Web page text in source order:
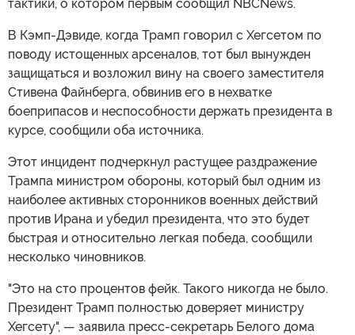
тактики, о котором первым сообщил NBCNews.
В Кэмп-Дэвиде, когда Трамп говорил с Хегсетом по
поводу истощенных арсеналов, тот был вынужден
защищаться и возложил вину на своего заместителя
Стивена Файнберга, обвинив его в нехватке
боеприпасов и неспособности держать президента в
курсе, сообщили оба источника.
Этот инцидент подчеркнул растущее раздражение
Трампа министром обороны, который был одним из
наиболее активных сторонников военных действий
против Ирана и убедил президента, что это будет
быстрая и относительно легкая победа, сообщили
несколько чиновников.
"Это на сто процентов фейк. Такого никогда не было.
Президент Трамп полностью доверяет министру
Хегсету", — заявила пресс-секретарь Белого дома